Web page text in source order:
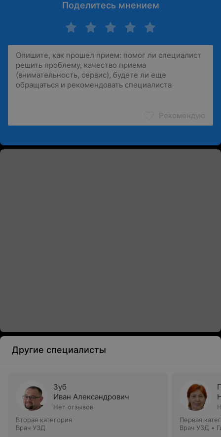
Поделитесь мнением
Рекомендую
Другие специалисты
Зуб
Иван Александрович
Нет отзывов
Вторая категория
Врач УЗД
Первая
Врач УЗД •